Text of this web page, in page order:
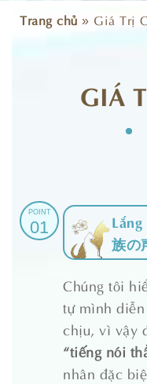
Trang chủ » Giá Trị
GIÁ
POINT
01
族の
Chúng tôi
tự mình
chịu, vì vậy
“tiếng nói
nhân đặc